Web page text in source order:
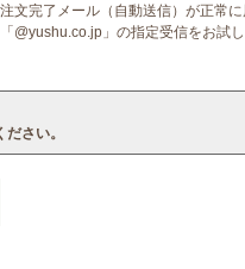
完了メール（自動送信）が正常に
@yushu.co.jp」の指定受信をお試
さい。